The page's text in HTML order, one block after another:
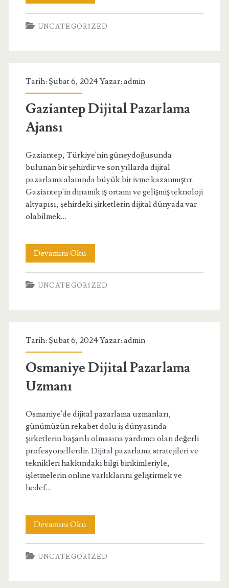
Çaldıran
Sosyal
UNCATEGORIZED
Tarih: Şubat 6, 2024 Yazar: admin
Gaziantep Dijital Pazarlama
Ajansı
Gaziantep, Türkiye'nin güneydoğusunda
bulunan bir şehirdir ve son yıllarda dijital
pazarlama alanında büyük bir ivme kazanmıştır.
Gaziantep'in dinamik iş ortamı ve gelişmiş teknoloji
altyapısı, şehirdeki şirketlerin dijital dünyada var
olabilmek…
Devamını OkuGaziantep
Dijital
Pazarlama
UNCATEGORIZED
Tarih: Şubat 6, 2024 Yazar: admin
Osmaniye Dijital Pazarlama
Uzmanı
Osmaniye'de dijital pazarlama uzmanları,
günümüzün rekabet dolu iş dünyasında
şirketlerin başarılı olmasına yardımcı olan değerli
profesyonellerdir. Dijital pazarlama stratejileri ve
teknikleri hakkındaki bilgi birikimleriyle,
işletmelerin online varlıklarını geliştirmek ve
hedef…
Devamını OkuOsmaniye
Dijital
Pazarlama
UNCATEGORIZED